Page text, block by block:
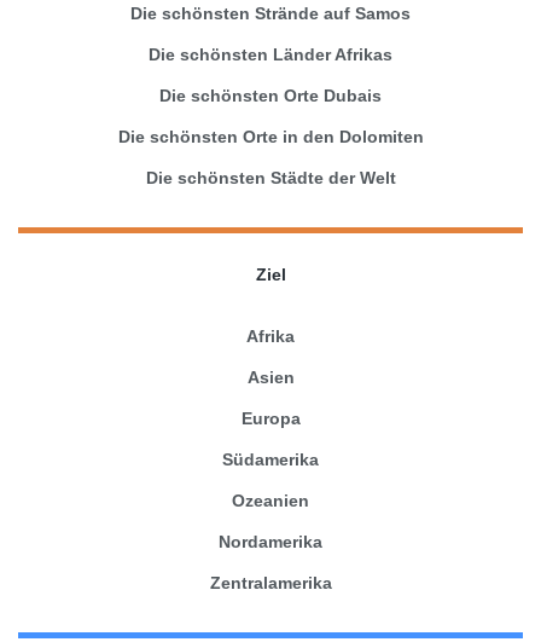
Die schönsten Strände auf Samos
Die schönsten Länder Afrikas
Die schönsten Orte Dubais
Die schönsten Orte in den Dolomiten
Die schönsten Städte der Welt
Ziel
Afrika
Asien
Europa
Südamerika
Ozeanien
Nordamerika
Zentralamerika